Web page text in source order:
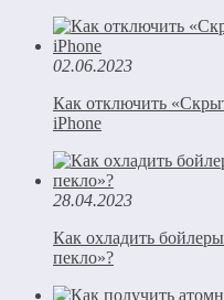
02.06.2023
Как отключить
iPhone
28.04.2023
Как охладить
пекло»?